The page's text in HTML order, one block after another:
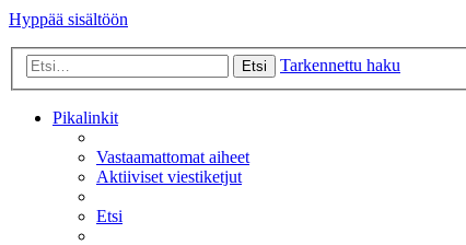
Hyppää sisältöön
Etsi Tarkennettu haku
Pikalinkit
Vastaamattomat aiheet
Aktiiviset viestiketjut
Etsi